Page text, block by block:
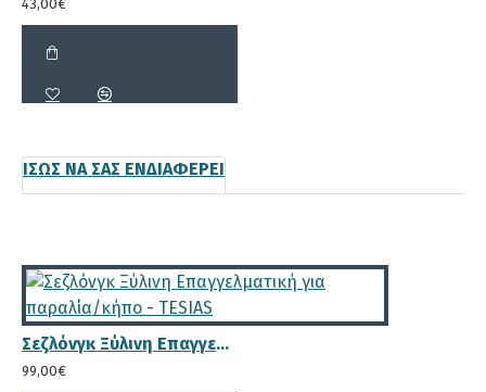
Διάσταση σανίδας ντεκ 9.5x2.1cm με
ποδιών 9.2x16.5cm
43,00€
ΊΣΩΣ ΝΑ ΣΑΣ ΕΝΔΙΑΦΈΡΕΙ
Σεζλόνγκ Ξύλινη Eπαγγελματική για παραλία/κήπο - TESIAS
99,00€